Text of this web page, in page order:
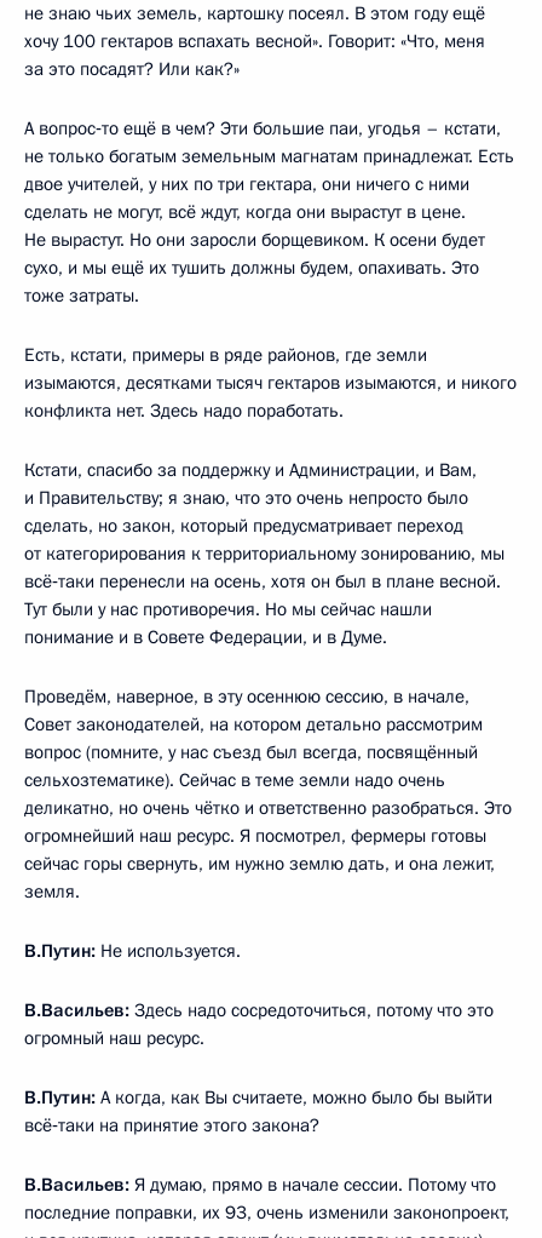
не знаю чьих земель, картошку посеял. В этом году ещё
хочу 100 гектаров вспахать весной». Говорит: «Что, меня
за это посадят? Или как?»
А вопрос‑то ещё в чем? Эти большие паи, угодья – кстати,
не только богатым земельным магнатам принадлежат. Есть
двое учителей, у них по три гектара, они ничего с ними
сделать не могут, всё ждут, когда они вырастут в цене.
Не вырастут. Но они заросли борщевиком. К осени будет
сухо, и мы ещё их тушить должны будем, опахивать. Это
тоже затраты.
Есть, кстати, примеры в ряде районов, где земли
изымаются, десятками тысяч гектаров изымаются, и никого
конфликта нет. Здесь надо поработать.
Кстати, спасибо за поддержку и Администрации, и Вам,
и Правительству; я знаю, что это очень непросто было
сделать, но закон, который предусматривает переход
от категорирования к территориальному зонированию, мы
всё‑таки перенесли на осень, хотя он был в плане весной.
Тут были у нас противоречия. Но мы сейчас нашли
понимание и в Совете Федерации, и в Думе.
Проведём, наверное, в эту осеннюю сессию, в начале,
Совет законодателей, на котором детально рассмотрим
вопрос (помните, у нас съезд был всегда, посвящённый
сельхозтематике). Сейчас в теме земли надо очень
деликатно, но очень чётко и ответственно разобраться. Это
огромнейший наш ресурс. Я посмотрел, фермеры готовы
сейчас горы свернуть, им нужно землю дать, и она лежит,
земля.
В.Путин: Не используется.
В.Васильев: Здесь надо сосредоточиться, потому что это
огромный наш ресурс.
В.Путин: А когда, как Вы считаете, можно было бы выйти
всё‑таки на принятие этого закона?
В.Васильев: Я думаю, прямо в начале сессии. Потому что
последние поправки, их 93, очень изменили законопроект,